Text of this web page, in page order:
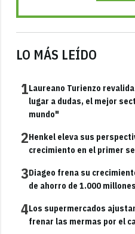
LO MÁS LEÍDO
1Laureano Turienzo
lugar a dudas, el mejor
mundo"
2Henkel eleva sus
crecimiento en el primer
3Diageo frena su
de ahorro de 1.000
4Los supermercados
frenar las mermas por el